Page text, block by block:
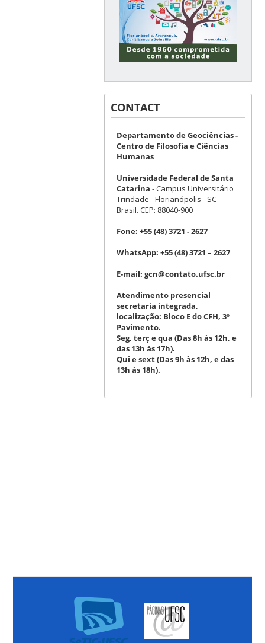
CONTACT
Departamento de Geociências -
Centro de Filosofia e Ciências
Humanas
Universidade Federal de Santa
Catarina - Campus Universitário
Trindade - Florianópolis - SC -
Brasil. CEP: 88040-900
Fone: +55 (48) 3721 - 2627
WhatsApp: +55 (48) 3721 – 2627
E-mail: gcn@contato.ufsc.br
Atendimento presencial
secretaria integrada,
localização: Bloco E do CFH, 3º
Pavimento.
Seg, terç e qua (Das 8h às 12h, e
das 13h às 17h).
Qui e sext (Das 9h às 12h, e das
13h às 18h).